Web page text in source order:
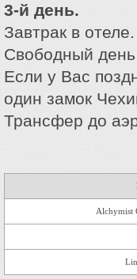
3-й день.
Завтрак в отеле.
Свободный
Если у Вас
один замок
Трансфер до
Alchymist